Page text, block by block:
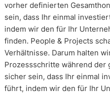
vorher definierten
sein, dass Ihr einmal
indem wir den für Ihr
finden. People & Projects
Verhältnisse. Darum halten
Prozessschritte während der
sicher sein, dass Ihr einmal
führt, indem wir den für Ihr